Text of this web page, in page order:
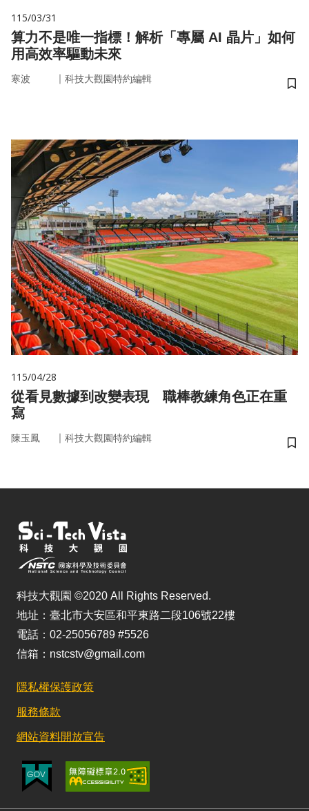
115/03/31
算力不是唯一指標！解析「專屬 AI 晶片」如何
用高效率驅動未來
寒波 ｜ 科技大觀園特約編輯
儲
115/04/28
從看見數據到改變表現 職棒教練角色正在重
寫
陳玉鳳 ｜ 科技大觀園特約編輯
儲
科技大觀園 ©2020 All Rights Reserved.
地址：臺北市大安區和平東路二段106號22樓
電話：02-25056789 #5526
信箱：nstcstv@gmail.com
隱私權保護政策
服務條款
網站資料開放宣告